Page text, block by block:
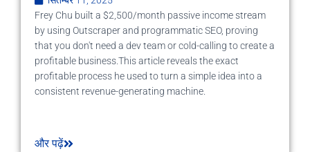
Frey Chu built a $2,500/month passive income stream
by using Outscraper and programmatic SEO, proving
that you don't need a dev team or cold-calling to create a
profitable business.This article reveals the exact
profitable process he used to turn a simple idea into a
consistent revenue-generating machine.
और पढ़ें